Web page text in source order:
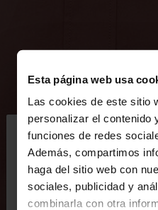
Esta página web usa
Las cookies de este sitio
personalizar el contenido
funciones de redes
Además, compartimos
haga del sitio web con
sociales, publicidad y
combinarla con otra
hola
Estás accediendo a la
la web de United States?